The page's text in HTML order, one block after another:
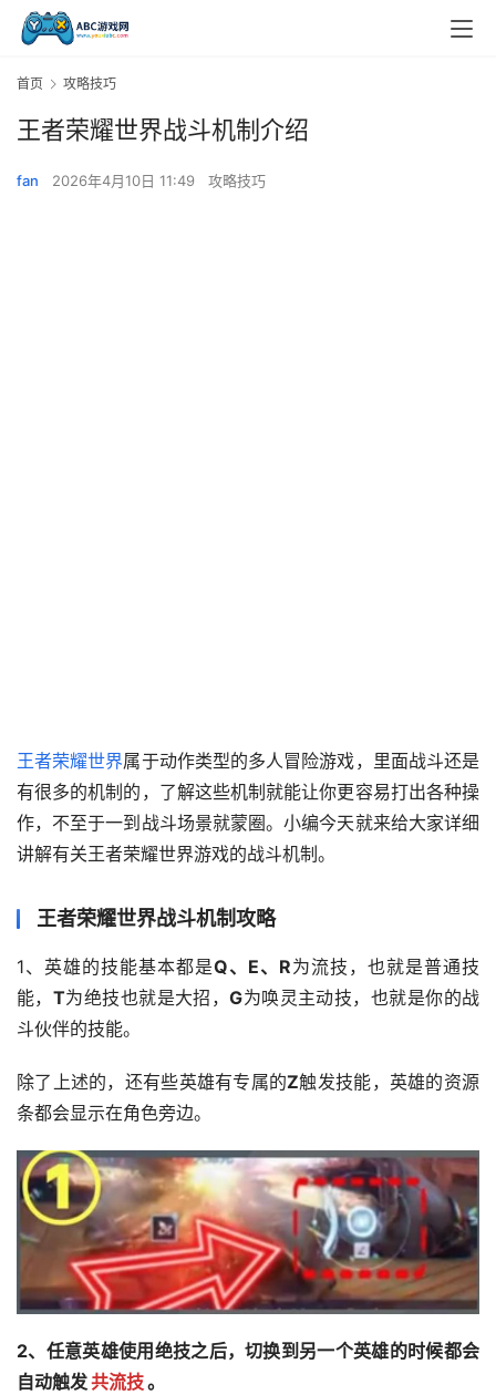
首页 攻略技巧
王者荣耀世界战斗机制介绍
fan 2026年4月10日 11:49 攻略技巧
王者荣耀世界属于动作类型的多人冒险游戏，里面战斗还是
有很多的机制的，了解这些机制就能让你更容易打出各种操
作，不至于一到战斗场景就蒙圈。小编今天就来给大家详细
讲解有关王者荣耀世界游戏的战斗机制。
王者荣耀世界战斗机制攻略
1、英雄的技能基本都是Q、E、R为流技，也就是普通技
能， T为绝技也就是大招，G为唤灵主动技，也就是你的战
斗伙伴的技能。
除了上述的，还有些英雄有专属的Z触发技能，英雄的资源
条都会显示在角色旁边。
2、任意英雄使用绝技之后，切换到另一个英雄的时候都会
自动触发共流技。